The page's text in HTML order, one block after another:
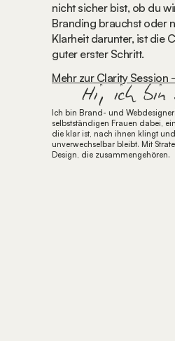
nicht sicher bist, ob du
Branding brauchst oder
Klarheit darunter, ist die
guter erster Schritt.
Mehr zur Clarity Session
Hi, ich bin
Ich bin Brand- und
selbstständigen Frauen dabei,
die klar ist, nach ihnen klingt
unverwechselbar bleibt. Mit
Design, die zusammengehören.